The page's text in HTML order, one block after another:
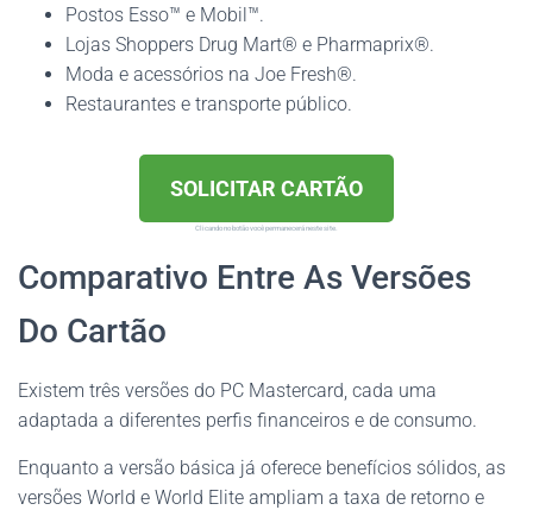
Postos Esso™ e Mobil™.
Lojas Shoppers Drug Mart® e Pharmaprix®.
Moda e acessórios na Joe Fresh®.
Restaurantes e transporte público.
SOLICITAR CARTÃO
Clicando no botão você permanecerá neste site.
Comparativo Entre As Versões
Do Cartão
Existem três versões do PC Mastercard, cada uma
adaptada a diferentes perfis financeiros e de consumo.
Enquanto a versão básica já oferece benefícios sólidos, as
versões World e World Elite ampliam a taxa de retorno e